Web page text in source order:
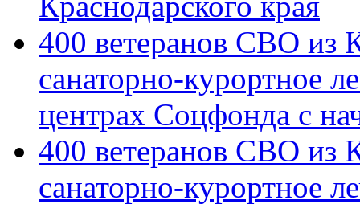
400 ветеранов СВО из
санаторно-курортное
центрах Соцфонда с
400 ветеранов СВО из
санаторно-курортное